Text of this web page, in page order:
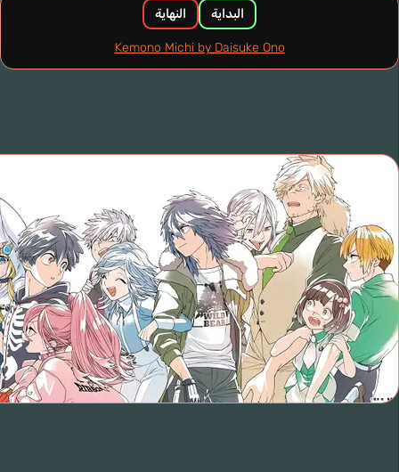
البداية النهاية
Kemono Michi by Daisuke Ono